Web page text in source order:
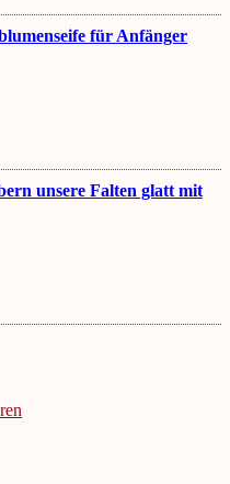
für Anfänger
unsere Falten glatt mit